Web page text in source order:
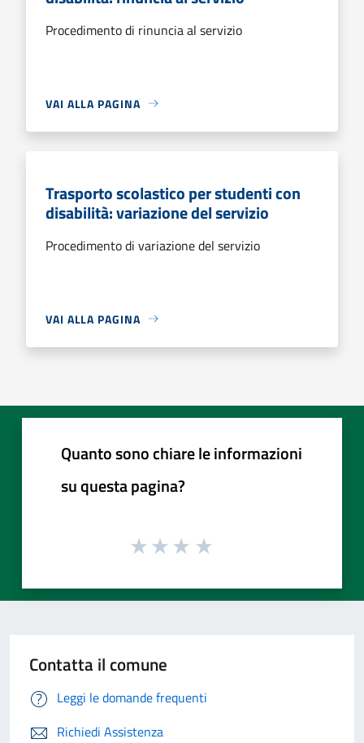
Procedimento di rinuncia al servizio
VAI ALLA PAGINA
Trasporto scolastico per studenti con
disabilità: variazione del servizio
Procedimento di variazione del servizio
VAI ALLA PAGINA
Quanto sono chiare le informazioni
su questa pagina?
Contatta il comune
Leggi le domande frequenti
Richiedi Assistenza